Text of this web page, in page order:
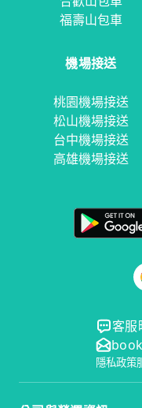
福壽山包車
機場接送
桃園機場接送
松山機場接送
台中機場接送
高雄機場接送
客服
隱私政策